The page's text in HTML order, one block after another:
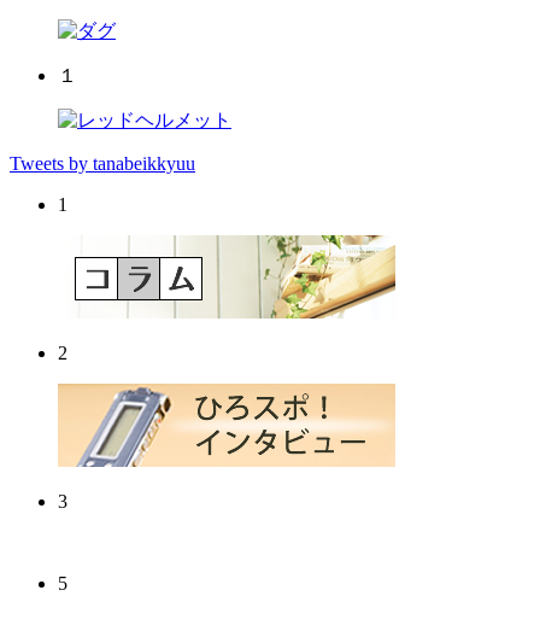
１
Tweets by tanabeikkyuu
1
2
3
5